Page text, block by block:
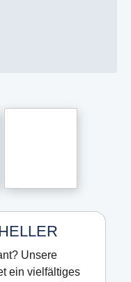
Unsere
ein vielfältiges